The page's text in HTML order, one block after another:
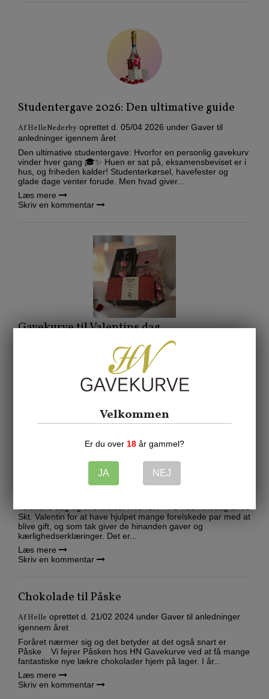
Studentergave 2026: Den ultimative guide
AfHelleNederby oprettet d. 05/04 2026 under Gaver til
anledninger igennem året
Den ultimative studentergave: Hvorfor en personlig gavekurv
vinder hver gang 🎓✨ Huen er sat på, eksamensbeviset er i
hus, og friheden kalder! Studenterkørsel, havefester og
glade dage venter forude. Men hvad giver...
Læs mere
Skriv en kommentar
Gavekurve til Valentins dag
21/01 2026 under
Gaver til anledninger
Gavekurve til Valentinsdag – chokolade og søde lækkerier
Valentinsdag er den perfekte anledning til at forkæle én, du
holder af. Uanset om det er din kæreste, ægtefælle eller en
Skriv en kommentar
Det er snart Valentins dag
oprettet d. 22/01 2025 under
Gaver til anledninger
Valentins dag og chokolade. Hvorfor? På valentinsdag æres
Skt. Valentin for at have hjulpet mange forelskede par med at
blive gift, og som tak giver de hinanden gaver og
kærlighedserklæringer. Det er...
Læs mere
Skriv en kommentar
Chokolade til Påske
AfHelle oprettet d. 21/02 2024 under Gaver til anledninger
igennem året
Foråret nærmer sig og det betyder at det også snart er
Påske Vi fejrer Påsken hos HN Gavekurve ved at få mange
fantastiske nye lækre chokolader hjem på lager. I år...
Læs mere
Skriv en kommentar
Velkommen
Er du over 18 år gammel?
JA NEJ